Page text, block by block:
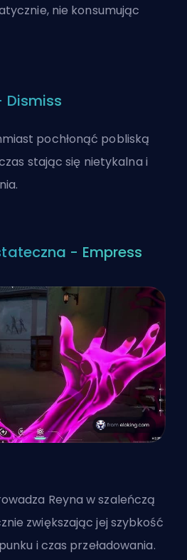
nie konsumując
Dismiss
pochłonąć pobliską
stając się nietykalna i
- Empress
Reyna w szaleńczą
zwiększając jej szybkość
i czas przeładowania.